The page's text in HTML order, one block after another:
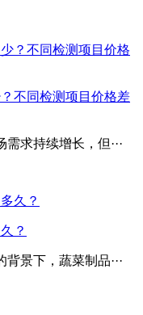
不同检测项目价格差
求持续增长，但···
？
景下，蔬菜制品···